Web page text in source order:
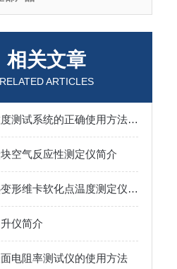
相关文章
RELATED ARTICLES
粉体粒度测试系统的正确使用方法指南
空气反应性测定仪简介
选对热变形维卡软化点温度测定仪 需要留意哪几个维度
仪简介
电阻率测试仪的使用方法